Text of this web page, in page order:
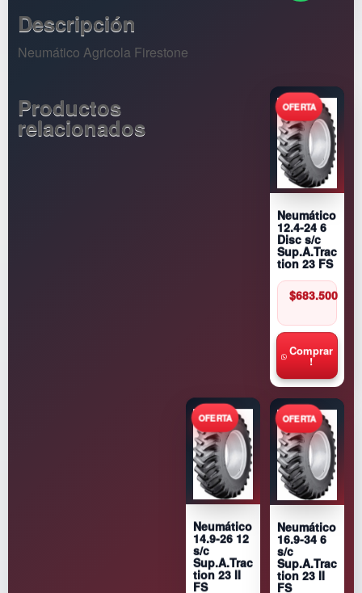
A.
T
c
t
i
Descripción
Neumático Agricola Firestone
Productos
relacionados
Neumático
12.4-24 6
Disc s/c
Sup.A.Trac
tion 23 FS
$683.500
Comprar
!
Neumático
14.9-26 12
s/c
Sup.A.Trac
tion 23 II
FS
Neumático
16.9-34 6
s/c
Sup.A.Trac
tion 23 II
FS